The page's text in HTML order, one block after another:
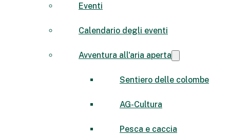
Eventi
Calendario degli eventi
Avventura all'aria aperta
Sentiero delle colombe
AG-Cultura
Pesca e caccia